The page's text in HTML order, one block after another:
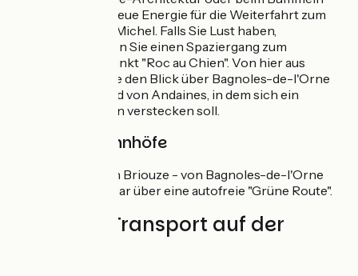
tanken Sie neue Energie für die Weiterfahrt zum
Mont Saint-Michel. Falls Sie Lust haben,
unternehmen Sie einen Spaziergang zum
Aussichtspunkt "Roc au Chien". Von hier aus
genießen Sie den Blick über Bagnoles-de-l'Orne
und den Wald von Andaines, in dem sich ein
Jungbrunnen verstecken soll.
Züge und Bahnhöfe
Bahnhof von Briouze - von Bagnoles-de-l'Orne
aus erreichbar über eine autofreie "Grüne Route".
Züge und Transport auf der